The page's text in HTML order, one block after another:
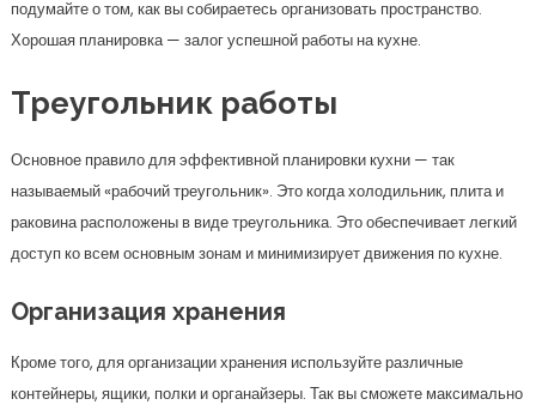
подумайте о том, как вы собираетесь организовать пространство.
Хорошая планировка — залог успешной работы на кухне.
Треугольник работы
Основное правило для эффективной планировки кухни — так
называемый «рабочий треугольник». Это когда холодильник, плита и
раковина расположены в виде треугольника. Это обеспечивает легкий
доступ ко всем основным зонам и минимизирует движения по кухне.
Организация хранения
Кроме того, для организации хранения используйте различные
контейнеры, ящики, полки и органайзеры. Так вы сможете максимально